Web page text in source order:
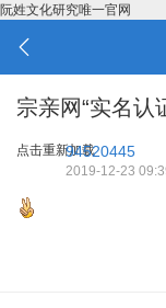
阮姓文化研究唯一官网
宗亲网“实名认
点击重新加载94520445
2019-12-23